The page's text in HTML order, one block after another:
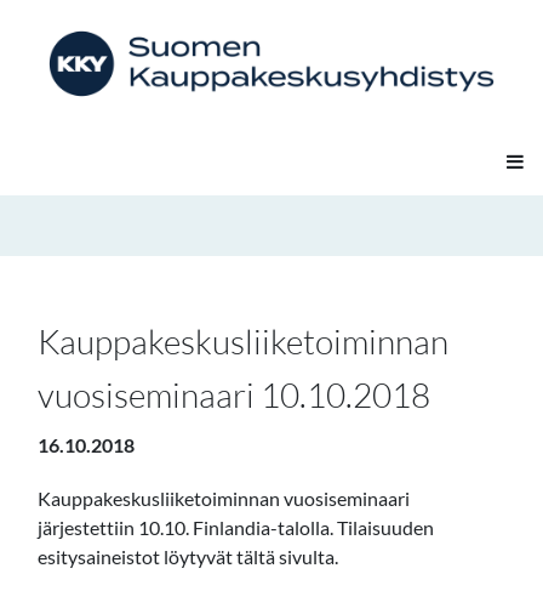
Kauppakeskusliiketoiminnan
vuosiseminaari 10.10.2018
16.10.2018
Kauppakeskusliiketoiminnan vuosiseminaari
järjestettiin 10.10. Finlandia-talolla. Tilaisuuden
esitysaineistot löytyvät tältä sivulta.